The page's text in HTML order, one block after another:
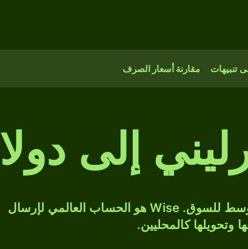
تنبيهات مقارنة أسعار الصرف
حوّل GBP إلى SGD بسعر الصرف المتوسط للسوق. Wise هو الحساب العالمي لإرسال
وتحويلها كالمحليين.